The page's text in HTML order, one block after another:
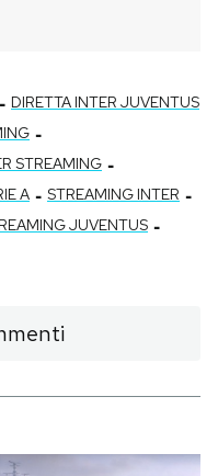
- DIRETTA INTER JUVENTUS
-
STREAMING -
A - STREAMING INTER -
JUVENTUS -